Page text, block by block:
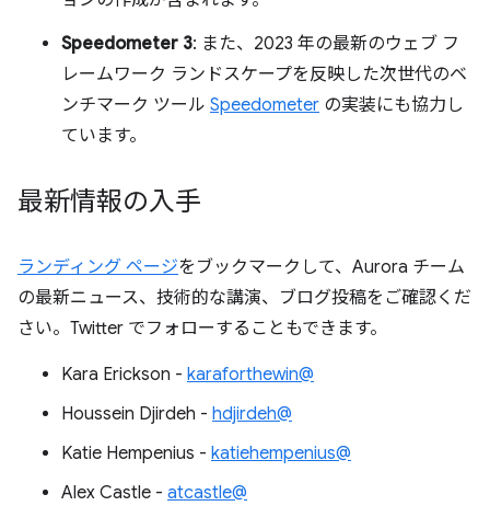
Speedometer 3: また、2023 年の最新のウェブ フ
レームワーク ランドスケープを反映した次世代のベ
ンチマーク ツール Speedometer の実装にも協力し
ています。
最新情報の入手
ランディング ページをブックマークして、Aurora チーム
の最新ニュース、技術的な講演、ブログ投稿をご確認くだ
さい。Twitter でフォローすることもできます。
Kara Erickson - karaforthewin@
Houssein Djirdeh - hdjirdeh@
Katie Hempenius - katiehempenius@
Alex Castle - atcastle@